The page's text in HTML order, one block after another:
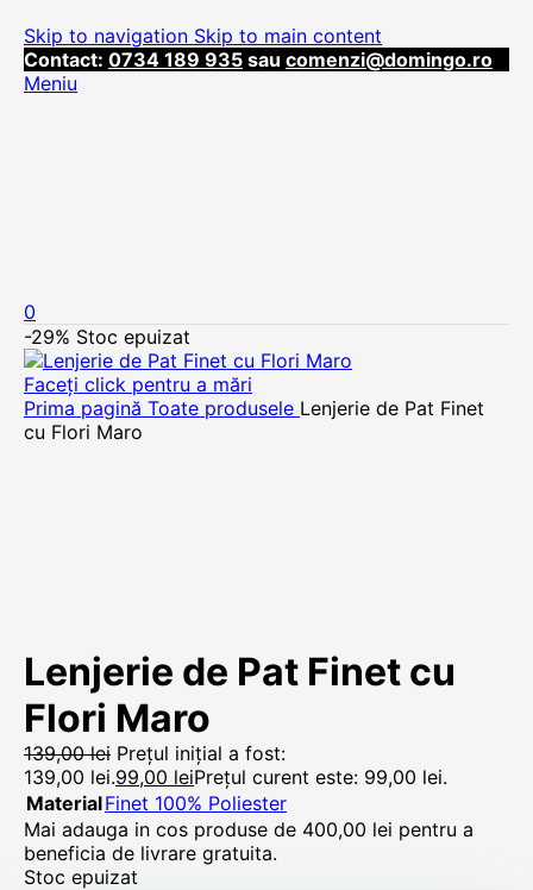
Skip to navigation Skip to main content
Contact: 0734 189 935 sau comenzi@domingo.ro
Meniu
0
-29% Stoc epuizat
Faceți click pentru a mări
Prima pagină Toate produsele Lenjerie de Pat Finet
cu Flori Maro
Lenjerie de Pat Finet cu
Flori Maro
139,00lei Prețul inițial a fost:
139,00 lei.99,00 leiPrețul curent este: 99,00 lei.
MaterialFinet 100% Poliester
Mai adauga in cos produse de 400,00 lei pentru a
beneficia de livrare gratuita.
Stoc epuizat